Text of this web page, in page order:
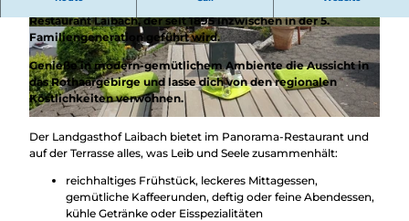
© Landgasthof Laibach |CC-BY-SA © Landgasthof Laibach |CC-BY-SA
Besuche den wunderschön gelegenen
Restaurant Laibach, der seit 1895 inzwischen in der 5.
Familiengeneration geführt wird.
Genieße in modern-gemütlichem Ambiente die Aussicht in
das Rothaargebirge und lasse dich von den regionalen
Köstlichkeiten verwöhnen.
Der Landgasthof Laibach bietet im Panorama-Restaurant und
auf der Terrasse alles, was Leib und Seele zusammenhält:
reichhaltiges Frühstück, leckeres Mittagessen,
gemütliche Kaffeerunden, deftig oder feine Abendessen,
kühle Getränke oder Eisspezialitäten